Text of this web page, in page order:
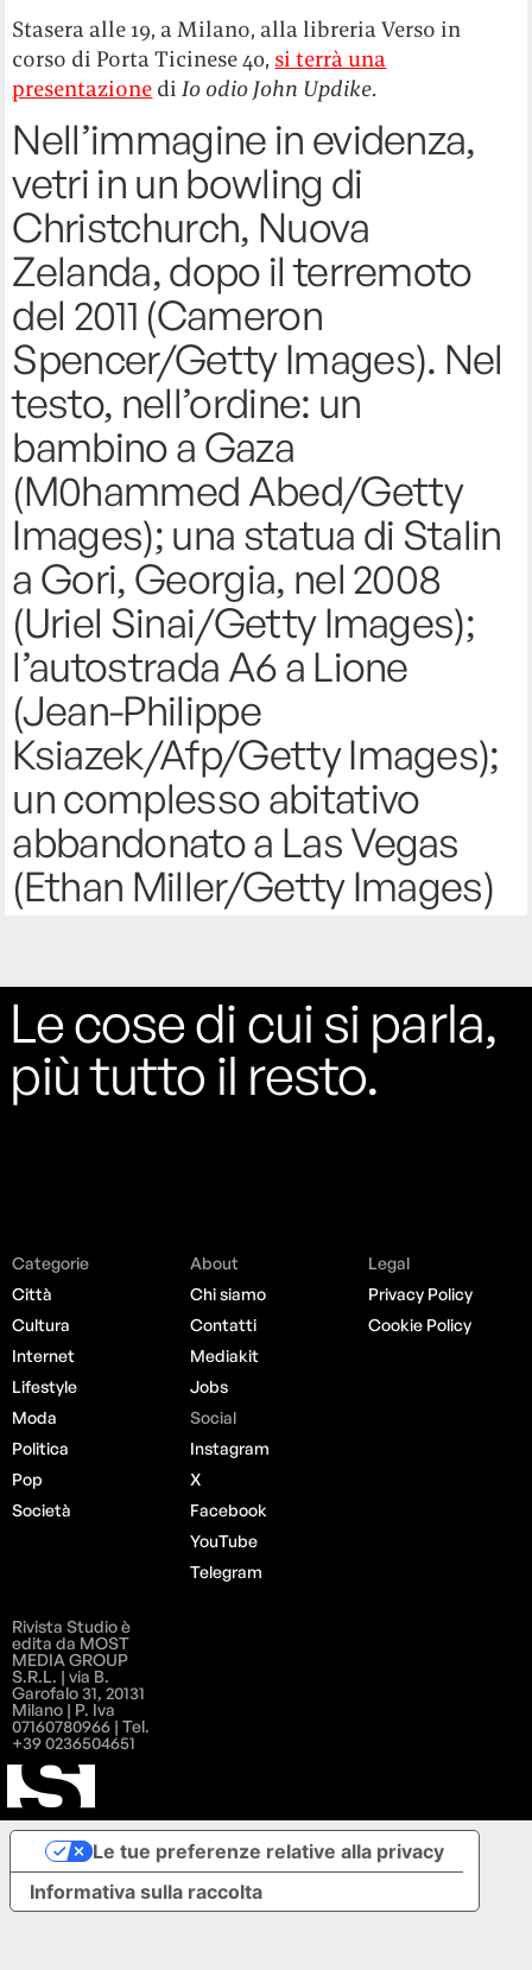
Stasera alle 19, a Milano, alla libreria Verso in
corso di Porta Ticinese 40, si terrà una
presentazione di Io odio John Updike.
Nell’immagine in evidenza,
vetri in un bowling di
Christchurch, Nuova
Zelanda, dopo il terremoto
del 2011 (Cameron
Spencer/Getty Images). Nel
testo, nell’ordine: un
bambino a Gaza
(M0hammed Abed/Getty
Images); una statua di Stalin
a Gori, Georgia, nel 2008
(Uriel Sinai/Getty Images);
l’autostrada A6 a Lione
(Jean-Philippe
Ksiazek/Afp/Getty Images);
un complesso abitativo
abbandonato a Las Vegas
(Ethan Miller/Getty Images)
Le cose di cui si parla,
più tutto il resto.
Categorie
Città
Cultura
Internet
Lifestyle
Moda
Politica
Pop
Società
About
Chi siamo
Contatti
Mediakit
Jobs
Social
Instagram
X
Facebook
YouTube
Telegram
Legal
Privacy Policy
Cookie Policy
Rivista Studio è
edita da MOST
MEDIA GROUP
S.R.L. | via B.
Garofalo 31, 20131
Milano | P. Iva
07160780966 | Tel.
+39 0236504651
Informativa sulla raccolta
Le tue preferenze relative alla privacy